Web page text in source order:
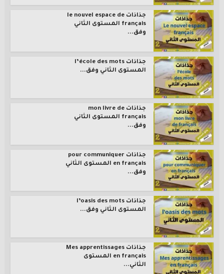
جذاذات le nouvel espace de
français المستوى الثاني
وفق...
جذاذات l’école des mots
المستوى الثاني وفق...
جذاذات mon livre de
français المستوى الثاني
وفق...
جذاذات pour communiquer
en français المستوى الثاني
وفق...
جذاذات l’oasis des mots
المستوى الثاني وفق...
جذاذات Mes apprentissages
en français المستوى
الثاني...